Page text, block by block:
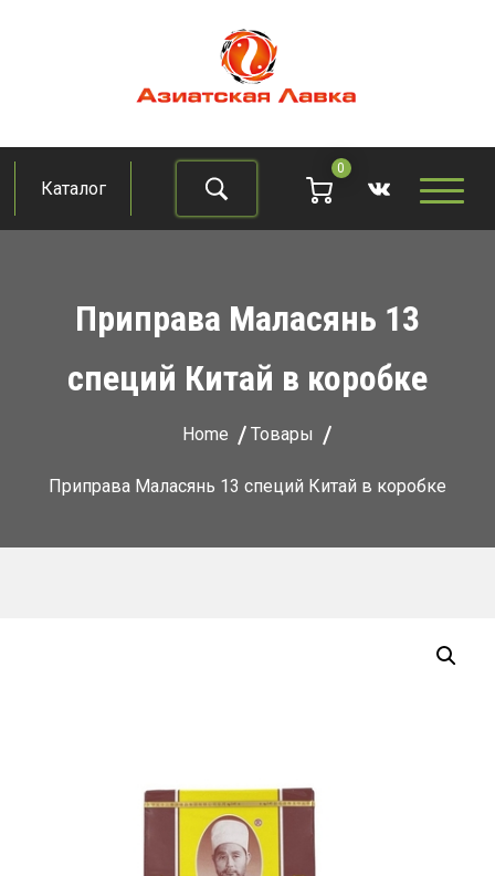
Азиатская лавка
Продукты из восточно-азиатских стран
Каталог
0
Приправа Маласянь 13
специй Китай в коробке
Home Товары
Приправа Маласянь 13 специй Китай в коробке